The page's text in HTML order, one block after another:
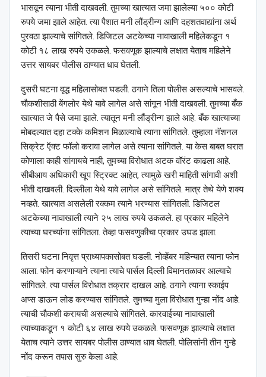
भासवून त्याना भीती दाखवली. तुमच्या खात्यात जमा झालेल्या ५०० कोटी
रुपये जमा झाले आहेत. त्या पैशात मनी लौंड्रीन्ग आणि दहशतवाद्यांना अर्थ
पुरवठा झाल्याचे सांगितले. डिजिटल अटकेच्या नावाखाली महिलेकडून १
कोटी १८ लाख रुपये उकळले. फसवणूक झाल्याचे लक्षात येताच महिलेने
उत्तर सायबर पोलीस ठाण्यात धाव घेतली.
दुसरी घटना वृद्ध महिलासोबत घडली. ठगाने तिला पोलीस असल्याचे भासवले.
चौकशीसाठी बेंगलोर येथे यावे लागेल असे सांगून भीती दाखवली. तुमच्या बँक
खात्यात जे पैसे जमा झाले. त्यातून मनी लौंड्रीन्ग झाले आहे. बँक खात्याच्या
मोबदल्यात दहा टक्के कमिशन मिळाल्याचे त्याना सांगितले. तुम्हाला नॅशनल
सिक्रेट ऍक्ट फॉलो करावा लागेल असे त्याना सांगितले. या केस बाबत घरात
कोणाला काही सांगायचे नाही, तुमच्या विरोधात अटक वॉरंट काढला आहे.
सीबीआय अधिकारी खूप स्ट्रिक्ट आहेत, त्यामुळे खरी माहिती सांगावी अशी
भीती दाखवली. दिल्लीला येथे यावे लागेल असे सांगितले. मात्र तेथे येणे शक्य
नव्हते. खात्यात असलेली रक्कम त्याने भरण्यास सांगितली. डिजिटल
अटकेच्या नावाखाली त्याने २५ लाख रुपये उकळले. हा प्रकार महिलेने
त्याच्या घरच्यांना सांगितला. तेव्हा फसवणुकीचा प्रकार उघड झाला.
तिसरी घटना निवृत्त प्राध्यापकासोबत घडली. नोव्हेंबर महिन्यात त्याना फोन
आला. फोन करणाऱ्याने त्याना त्याचे पार्सल दिल्ली विमानतळावर आल्याचे
सांगितले. त्या पार्सल विरोधात तक्रार दाखल आहे. ठगाने त्याना स्काईप
अप्स डाऊन लोड करण्यास सांगितले. तुमच्या मुला विरोधात गुन्हा नोंद आहे.
त्याची चौकशी करायची असल्याचे सांगितले. कारवाईच्या नावाखाली
त्याच्याकडून १ कोटी ६४ लाख रुपये उकळले. फसवणूक झाल्याचे लक्षात
येताच त्याने उत्तर सायबर पोलीस ठाण्यात धाव घेतली. पोलिसांनी तीन गुन्हे
नोंद करून तपास सुरु केला आहे.